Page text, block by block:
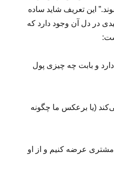
این تعریف شاید ساده
در دل آن وجود دارد که
و بابت چه چیزی پول
(یا برعکس ما چگونه
مشتری عرضه کنیم و از او